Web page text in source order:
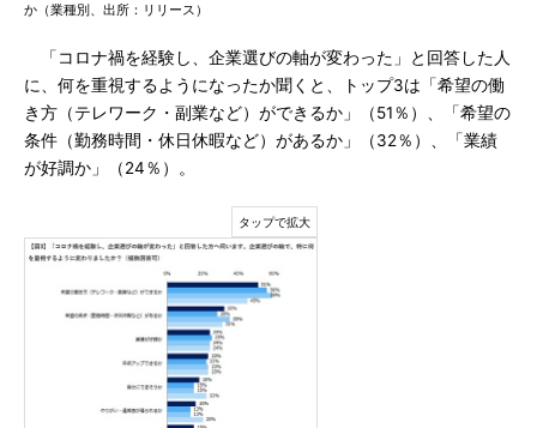
か（業種別、出所：リリース）
「コロナ禍を経験し、企業選びの軸が変わった」と回答した人
に、何を重視するようになったか聞くと、トップ3は「希望の働
き方（テレワーク・副業など）ができるか」（51％）、「希望の
条件（勤務時間・休日休暇など）があるか」（32％）、「業績
が好調か」（24％）。